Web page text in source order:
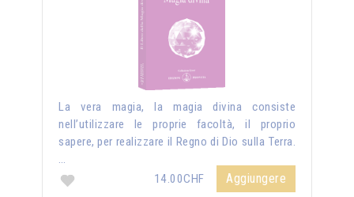
La vera magia, la magia divina consiste
nell’utilizzare le proprie facoltà, il proprio
sapere, per realizzare il Regno di Dio sulla Terra.
…
14.00CHF
Aggiungere